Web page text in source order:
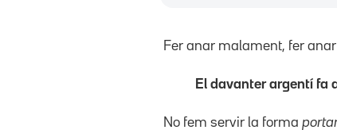
Fer anar malament, fer
El davanter argentí fa
No fem servir la forma